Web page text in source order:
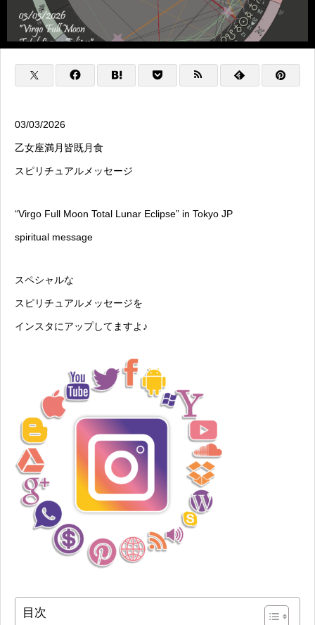
03/03/2026
乙女座満月皆既月食
スピリチュアルメッセージ
“Virgo Full Moon Total Lunar Eclipse” in Tokyo JP
spiritual message
スペシャルな
スピリチュアルメッセージを
インスタにアップしてますよ♪
目次